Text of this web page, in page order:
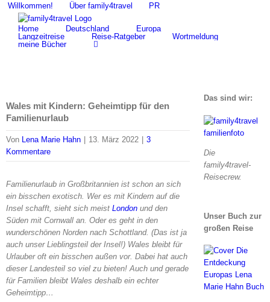
Zum
springen
Willkommen! Über family4travel PR
Suche
nach:
Home Deutschland
Europa
Langzeitreise
Reise-Ratgeber
Wortmeldung
meine Bücher
Wales mit Kindern: Geheimtipp für den
Familienurlaub
Von Lena Marie Hahn 13. März 2022
3
Kommentare
Familienurlaub in Großbritannien ist schon an sich
ein bisschen exotisch. Wer es mit Kindern auf die
Insel schafft, sieht sich meist London und den
Süden mit Cornwall an. Oder es geht in den
wunderschönen Norden nach Schottland. (Das ist ja
auch unser Lieblingsteil der Insel!) Wales bleibt für
Urlauber oft ein bisschen außen vor. Dabei hat auch
dieser Landesteil so viel zu bieten! Auch und gerade
für Familien bleibt Wales deshalb ein echter
Geheimtipp…
Das sind wir:
Die
family4travel-
Reisecrew.
Unser Buch zur
großen Reise